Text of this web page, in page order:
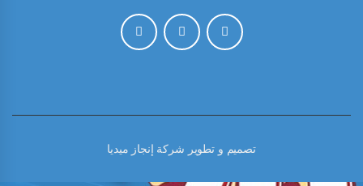
تصميم و تطوير شركة إنجاز ميديا